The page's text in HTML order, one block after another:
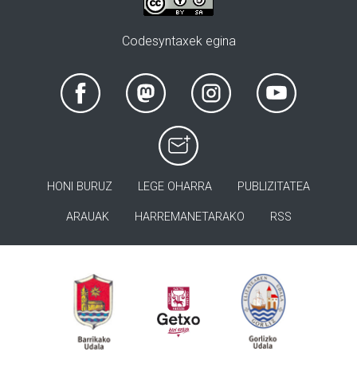
Codesyntaxek egina
HONI BURUZ LEGE OHARRA PUBLIZITATEA
ARAUAK HARREMANETARAKO RSS